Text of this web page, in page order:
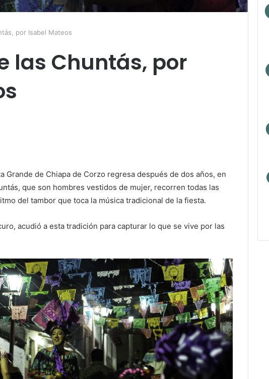
por Isabel Mateos
las Chuntás, por
Grande de Chiapa de Corzo regresa después de dos años, en
que son hombres vestidos de mujer, recorren todas las
del tambor que toca la música tradicional de la fiesta.
acudió a esta tradición para capturar lo que se vive por las